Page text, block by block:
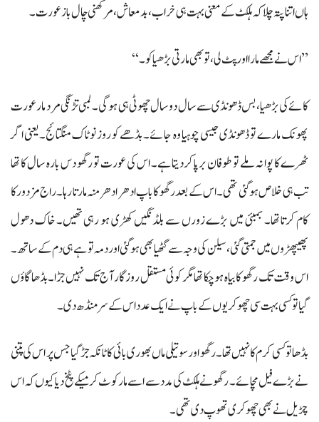
ہاں اتنا پتہ چلا کہ ہلکٹ کے معنی بہت ہی خراب، بدمعاش، مرکھنی چال باز عورت۔
’’اس نے مجھے مارا اور پٹ لی، تو بھی مارتی بڑھیا کو۔‘‘
کائے کی بڑھیا، بس ڈھونڈی سے سال دو سال چھوٹی ہی ہوگی۔ لمبی تڑنگی مرد مار عورت
پھونک مارے تو ڈھونڈی جیسی چوہیا وہ جائے۔ بڈھے کو روز نوٹاک منگتائج۔ یعنی اگر
ٹھرے کا پوا نہ ملے تو طوفان برپا کردیتا ہے۔ اس کی عورت تو رگھو دس بارہ سال کا تھا
تب ہی خلاص ہوگئی تھی۔ اس کے بعد رگھو کا باپ ادھر ادھر منہ مارتا رہا۔ راج مزدور کا
کام کرتا تھا۔ بمبئی میں بڑے زورں سے بلڈنگیں کھڑی ہو رہی تھیں۔ خاک دھول
پھیپھڑوں میں جمتی گئی، سیلن کی وجہ سے گٹھیا بھی ہوگئی اور دمہ تو ہے ہی دم کے ساتھ۔
اس وقت تک رگھو کا بیاہ ہوچکا تھا مگر کوئی مستقل روزگار آج تک نہیں جڑا۔ بڈھا گاؤں
گیا تو کسی بہت سی چھوکریوں کے باپ نے ایک عدد اس کے سرمنڈھ دی۔
بڈھا تو کسی کرم کا نہیں تھا۔ رگھو اور سوتیلی ماں بھوری بائی کا ٹانکہ جڑگیا جس پر اس کی پتنی
نے بڑے فیل مچائے۔ رگھو نے ہلکٹ کی مدد سے اسے مار کوٹ کر میکے پٹخ دیا کیوں کہ اس
چڑیل نے بھی چھوکری تھوپ دی تھی۔